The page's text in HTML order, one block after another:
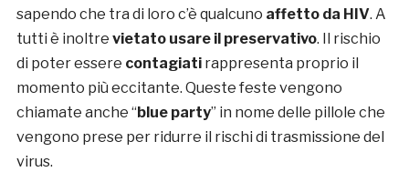
sapendo che tra di loro c’è qualcuno affetto da HIV. A
tutti è inoltre vietato usare il preservativo. Il rischio
di poter essere contagiatirappresenta proprio il
momento più eccitante. Queste feste vengono
chiamate anche “blue party” in nome delle pillole che
vengono prese per ridurre il rischi di trasmissione del
virus.